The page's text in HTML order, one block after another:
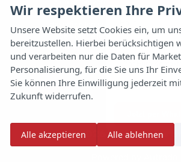
ich interessiere
genannte
über Eure
Viele Grüße
'Leitfaden über den offiziellen
die offiziellen spezifischen CO
-
den offiziellen Stromverbrauch
entnommen werden, der an allen
und bei der 'Deutschen Automobil
GmbH' unentgeltlich erhältlich
www.dat.de.
© 2026Autoflex 24
Wir respektieren Ihre
Unsere Website setzt Cookies ein, um
bereitzustellen. Hierbei berücksichtigen
und verarbeiten nur die Daten für
Personalisierung, für die Sie uns Ihr
Sie können Ihre Einwilligung jederzeit
Zukunft widerrufen.
Alle akzeptieren Alle ablehnen